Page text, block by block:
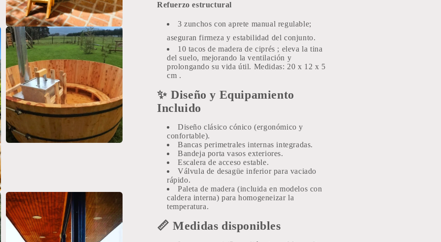
Abrir
elemento
multimedia
7
una
ventana
modal
ventana
modal
Refuerzo estructural
3 zunchos con aprete manual regulable;
aseguran firmeza y estabilidad del conjunto.
10 tacos de madera de ciprés ; eleva la tina
del suelo, mejorando la ventilación y
prolongando su vida útil. Medidas: 20 x 12 x 5
cm .
✨Diseño y Equipamiento
Incluido
Diseño clásico cónico (ergonómico y
confortable).
Bancas perimetrales internas integradas.
Bandeja porta vasos exteriores.
Escalera de acceso estable.
Válvula de desagüe inferior para vaciado
rápido.
Paleta de madera (incluida en modelos con
caldera interna) para homogeneizar la
temperatura.
📏Medidas disponibles